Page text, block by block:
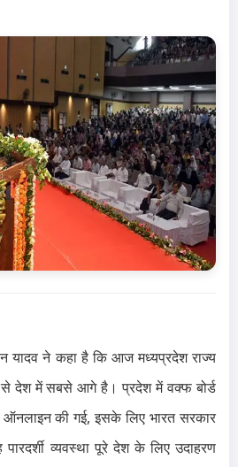
यादव ने कहा है कि आज मध्यप्रदेश राज्य
से देश में सबसे आगे है। प्रदेश में वक्फ बोर्ड
ऑनलाइन की गई, इसके लिए भारत सरकार
व्यवस्था पूरे देश के लिए उदाहरण